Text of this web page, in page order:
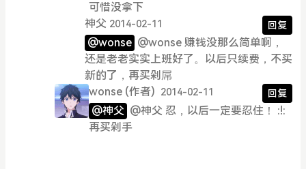
可惜没拿下
神父 2014-02-11 回复
@wonse @wonse 赚钱没那么简单啊，
还是老老实实上班好了。以后只续费，不买
新的了，再买剁屌
wonse (作者) 2014-02-11 回复
@神父 @神父 忍，以后一定要忍住！ :!:
再买剁手